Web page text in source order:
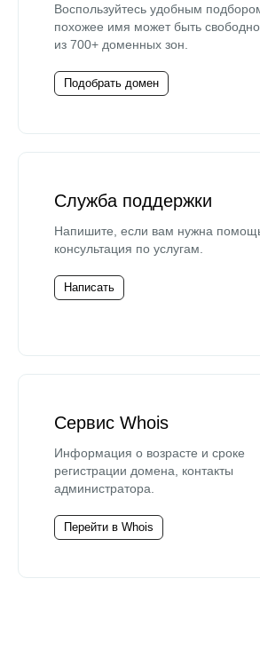
Воспользуйтесь удобным
похожее имя может быть
из 700+ доменных зон.
Подобрать домен
Служба поддержки
Напишите, если вам нужна
консультация по услугам.
Написать
Сервис Whois
Информация о возрасте и сроке
регистрации домена, контакты
администратора.
Перейти в Whois